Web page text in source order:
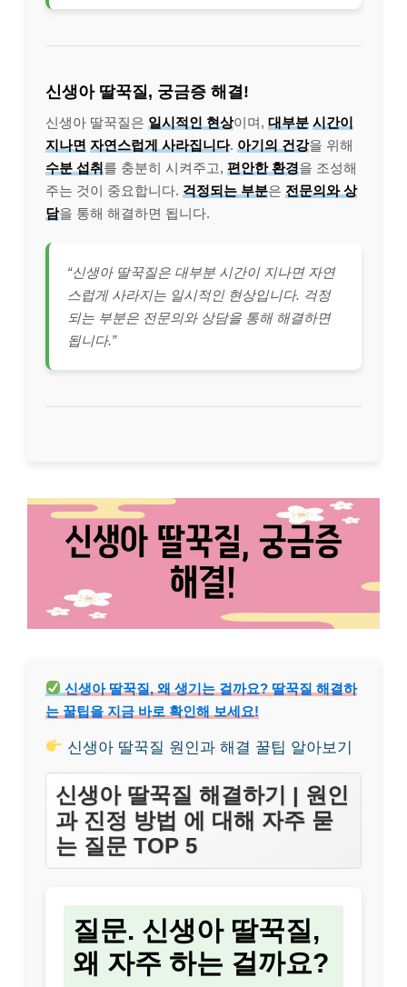
신생아 딸꾹질, 궁금증 해결!
신생아 딸꾹질은 일시적인 현상이며, 대부분 시간이
지나면 자연스럽게 사라집니다. 아기의 건강을 위해
수분 섭취를 충분히 시켜주고, 편안한 환경을 조성해
주는 것이 중요합니다. 걱정되는 부분은 전문의와 상
담을 통해 해결하면 됩니다.
“신생아 딸꾹질은 대부분 시간이 지나면 자연
스럽게 사라지는 일시적인 현상입니다. 걱정
되는 부분은 전문의와 상담을 통해 해결하면
됩니다.”
신생아 딸꾹질, 왜 생기는 걸까요? 딸꾹질 해결하
는 꿀팁을 지금 바로 확인해 보세요!
신생아 딸꾹질 원인과 해결 꿀팁 알아보기
신생아 딸꾹질 해결하기 | 원인
과 진정 방법 에 대해 자주 묻
는 질문 TOP 5
질문. 신생아 딸꾹질,
왜 자주 하는 걸까요?